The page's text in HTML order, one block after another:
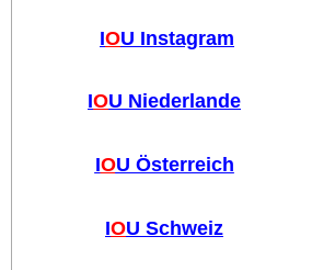
IOU Instagram
IOU Niederlande
IOU Österreich
IOU Schweiz